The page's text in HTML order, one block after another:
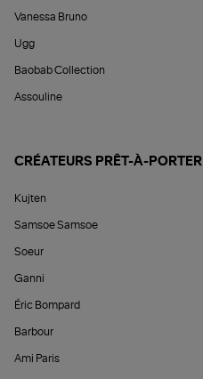
Vanessa Bruno
Ugg
Baobab Collection
Assouline
CRÉATEURS PRÊT-À-PORTER
Kujten
Samsoe Samsoe
Soeur
Ganni
Éric Bompard
Barbour
Ami Paris